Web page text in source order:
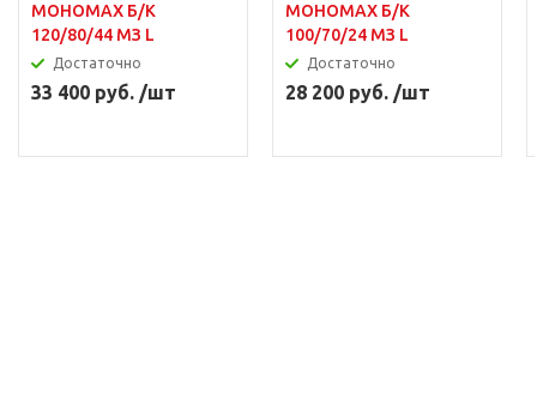
МОНОМАХ Б/К
120/80/44 МЗ L
Достаточно
33 400 руб. /шт
МОНОМАХ Б/К
100/70/24 МЗ L
Достаточно
28 200 руб. /шт